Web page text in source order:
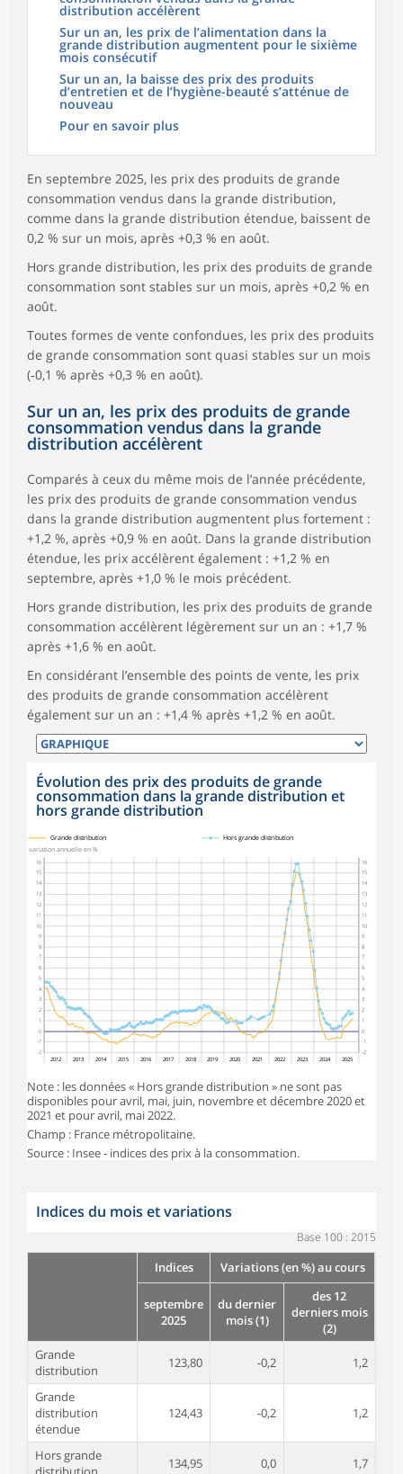
distribution accélèrent
Sur un an, les prix de l’alimentation dans la
grande distribution augmentent pour le sixième
mois consécutif
Sur un an, la baisse des prix des produits
d’entretien et de l’hygiène-beauté s’atténue de
nouveau
Pour en savoir plus
En septembre 2025, les prix des produits de grande
consommation vendus dans la grande distribution,
comme dans la grande distribution étendue, baissent de
0,2 % sur un mois, après +0,3 % en août.
Hors grande distribution, les prix des produits de grande
consommation sont stables sur un mois, après +0,2 % en
août.
Toutes formes de vente confondues, les prix des produits
de grande consommation sont quasi stables sur un mois
(‑0,1 % après +0,3 % en août).
Sur un an, les prix des produits de grande
consommation vendus dans la grande
distribution accélèrent
Comparés à ceux du même mois de l’année précédente,
les prix des produits de grande consommation vendus
dans la grande distribution augmentent plus fortement :
+1,2 %, après +0,9 % en août. Dans la grande distribution
étendue, les prix accélèrent également : +1,2 % en
septembre, après +1,0 % le mois précédent.
Hors grande distribution, les prix des produits de grande
consommation accélèrent légèrement sur un an : +1,7 %
après +1,6 % en août.
En considérant l’ensemble des points de vente, les prix
des produits de grande consommation accélèrent
également sur un an : +1,4 % après +1,2 % en août.
Évolution des prix des produits de grande
consommation dans la grande distribution et
hors grande distribution
0
1
2
3
4
5
6
7
8
9
10
11
12
13
14
15
16
-1
-2 -2
-1
0
1
2
3
4
5
6
7
8
9
10
11
12
13
14
15
16
variation annuelle en %
2012 2013 2014 2015 2016 2017 2018 2019 2020 2021 2022 2023 2024 2025
Grande distribution Hors grande distribution
Note : les données « Hors grande distribution » ne sont pas
disponibles pour avril, mai, juin, novembre et décembre 2020 et
2021 et pour avril, mai 2022.
Champ : France métropolitaine.
Source : Insee - indices des prix à la consommation.
Indices du mois et variations
Base 100 : 2015
Indices Variations (en %) au cours
septembre
2025
du dernier
mois (1)
des 12
derniers mois
(2)
Grande
distribution
123,80 -0,2 1,2
Grande
distribution
étendue
124,43 -0,2 1,2
Hors grande
134,95 0,0 1,7